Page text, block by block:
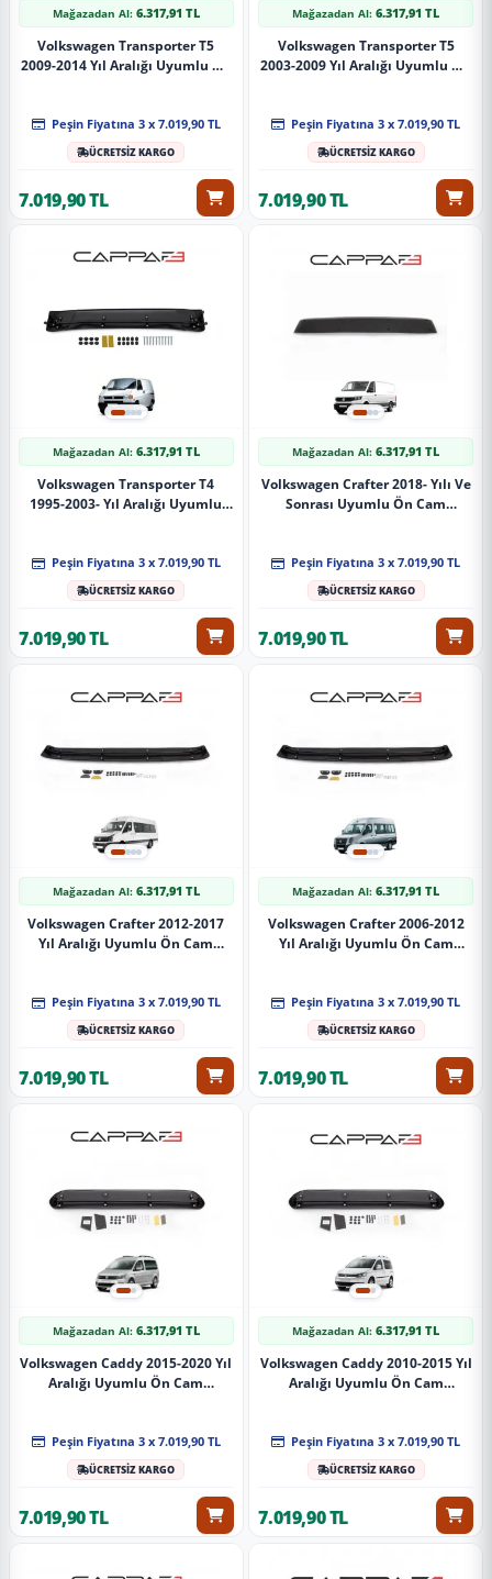
Mağazadan Al: 6.317,91 TL
Volkswagen Transporter T5
2009-2014 Yıl Aralığı Uyumlu Ön
Peşin Fiyatına 3 x 7.019,90 TL
ÜCRETSİZ KARGO
7.019,90 TL
Mağazadan Al:6.317,91 TL
Volkswagen Transporter T5
2003-2009 Yıl Aralığı Uyumlu Ön
Peşin Fiyatına 3 x 7.019,90 TL
ÜCRETSİZ KARGO
7.019,90 TL
Mağazadan Al: 6.317,91 TL
Volkswagen Transporter T4
1995-2003- Yıl Aralığı Uyumlu
Peşin Fiyatına 3 x 7.019,90 TL
ÜCRETSİZ KARGO
7.019,90 TL
Mağazadan Al:6.317,91 TL
Volkswagen Crafter 2018- Yılı Ve
Sonrası Uyumlu Ön Cam
Peşin Fiyatına 3 x 7.019,90 TL
ÜCRETSİZ KARGO
7.019,90 TL
Mağazadan Al: 6.317,91 TL
Volkswagen Crafter 2012-2017
Yıl Aralığı Uyumlu Ön Cam
Peşin Fiyatına 3 x 7.019,90 TL
ÜCRETSİZ KARGO
7.019,90 TL
Mağazadan Al:6.317,91 TL
Volkswagen Crafter 2006-2012
Yıl Aralığı Uyumlu Ön Cam
Peşin Fiyatına 3 x 7.019,90 TL
ÜCRETSİZ KARGO
7.019,90 TL
Mağazadan Al: 6.317,91 TL
Volkswagen Caddy 2015-2020 Yıl
Aralığı Uyumlu Ön Cam
Peşin Fiyatına 3 x 7.019,90 TL
ÜCRETSİZ KARGO
7.019,90 TL
Mağazadan Al:6.317,91 TL
Volkswagen Caddy 2010-2015 Yıl
Aralığı Uyumlu Ön Cam
Peşin Fiyatına 3 x 7.019,90 TL
ÜCRETSİZ KARGO
7.019,90 TL